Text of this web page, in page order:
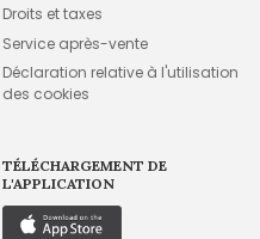
Droits et taxes
Service après-vente
Déclaration relative à l'utilisation
des cookies
TÉLÉCHARGEMENT DE
L'APPLICATION